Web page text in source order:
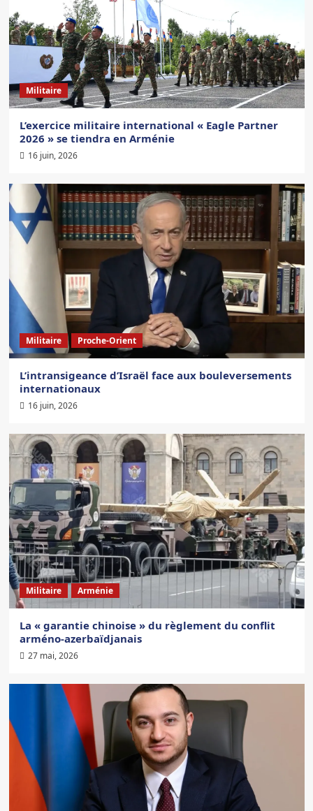
Militaire
L’exercice militaire international « Eagle Partner
2026 » se tiendra en Arménie
16 juin, 2026
Militaire Proche-Orient
L’intransigeance d’Israël face aux bouleversements
internationaux
16 juin, 2026
Militaire Arménie
La « garantie chinoise » du règlement du conflit
arméno-azerbaïdjanais
27 mai, 2026